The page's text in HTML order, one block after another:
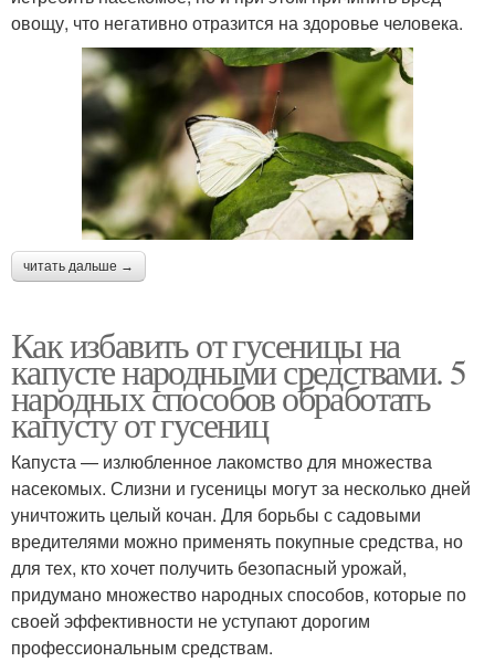
овощу, что негативно отразится на здоровье человека.
читать дальше →
Как избавить от гусеницы на
капусте народными средствами. 5
народных способов обработать
капусту от гусениц
Капуста — излюбленное лакомство для множества
насекомых. Слизни и гусеницы могут за несколько дней
уничтожить целый кочан. Для борьбы с садовыми
вредителями можно применять покупные средства, но
для тех, кто хочет получить безопасный урожай,
придумано множество народных способов, которые по
своей эффективности не уступают дорогим
профессиональным средствам.